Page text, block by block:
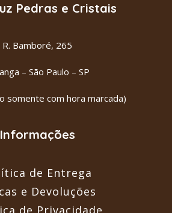
Pedras e Cristais
R. Bamboré, 265
– São Paulo – SP
somente com hora marcada)
Informações
de Entrega
e Devoluções
de Privacidade